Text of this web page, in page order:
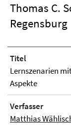
Thomas C.
Regensburg
Titel
Lernszenarien
Aspekte
Verfasser
Matthias